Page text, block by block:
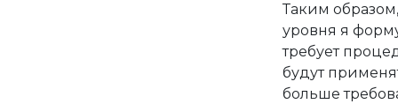
Таким
уровня я
требует
будут
больше